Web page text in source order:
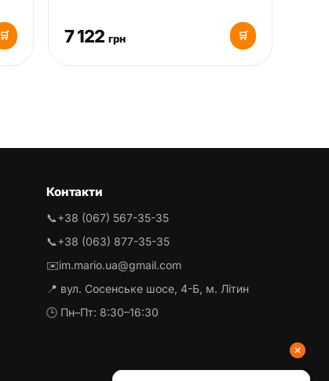
🛒 7 122 грн 🛒
Контакти
📞+38 (067) 567-35-35
📞+38 (063) 877-35-35
✉️im.mario.ua@gmail.com
📍 вул. Сосенське шосе, 4-Б, м. Літин
🕒 Пн–Пт: 8:30–16:30